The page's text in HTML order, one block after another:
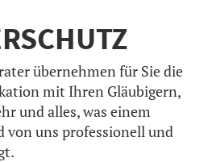
übernehmen für Sie die
mit Ihren Gläubigern,
und alles, was einem
von uns professionell und